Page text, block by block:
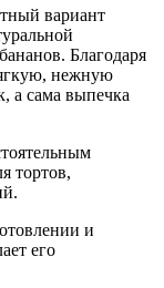
вариант
Благодаря
нежную
а сама выпечка
тортов,
и
его